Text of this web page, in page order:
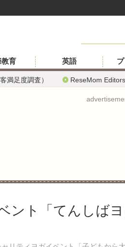
満足度調査） ReseMom
教育 英語
ント「てんしば